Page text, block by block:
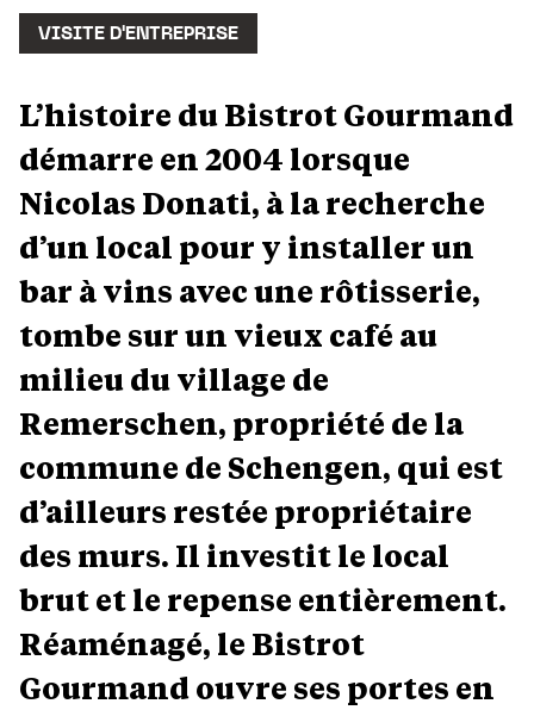
VISITE D'ENTREPRISE
L’histoire du Bistrot Gourmand
démarre en 2004 lorsque
Nicolas Donati, à la recherche
d’un local pour y installer un
bar à vins avec une rôtisserie,
tombe sur un vieux café au
milieu du village de
Remerschen, propriété de la
commune de Schengen, qui est
d’ailleurs restée propriétaire
des murs. Il investit le local
brut et le repense entièrement.
Réaménagé, le Bistrot
Gourmand ouvre ses portes en